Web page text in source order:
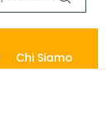
Chi Siamo